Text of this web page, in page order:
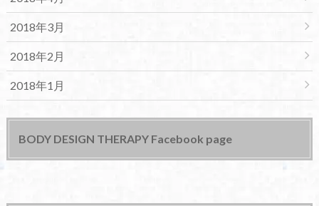
2018年3月
2018年2月
2018年1月
BODY DESIGN THERAPY Facebook page